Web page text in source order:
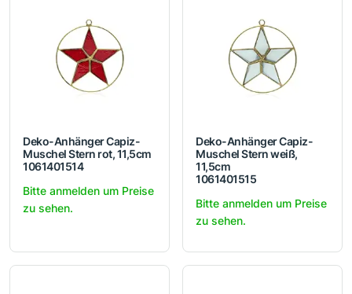
Deko-Anhänger Capiz-
Muschel Stern rot, 11,5cm
1061401514
Bitte anmelden um Preise
zu sehen.
Deko-Anhänger Capiz-
Muschel Stern weiß,
11,5cm
1061401515
Bitte anmelden um Preise
zu sehen.